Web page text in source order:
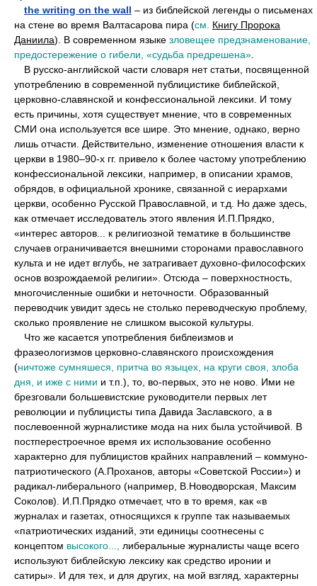
the writing on the wall – из библейской легенды о письменах
на стене во время Валтасарова пира (см.
Книгу Пророка
Даниила). В современном языке зловещее предзнаменование,
предостережение о гибели, «судьба предрешена»
В русско-английской части словаря нет статьи, посвященной
употреблению в современной публицистике библейской,
церковно-славянской и конфессиональной лексики. И тому
есть причины, хотя существует мнение, что в современных
СМИ она используется все шире. Это мнение, однако, верно
лишь отчасти. Действительно, изменение отношения власти к
церкви в 1980–90-x гг. привело к более частому употреблению
конфессиональной лексики, например, в описании храмов,
обрядов, в официальной хронике, связанной с иерархами
церкви, особенно Русской Православной, и т.д. Но даже здесь,
как отмечает исследователь этого явления И.П.Прядко,
«интерес авторов... к религиозной тематике в большинстве
случаев ограничивается внешними сторонами православного
культа и не идет вглубь, не затрагивает духовно-философских
основ возрождаемой религии». Отсюда – поверхностность,
многочисленные ошибки и неточности. Образованный
переводчик увидит здесь не столько переводческую проблему,
сколько проявление не слишком высокой культуры.
Что же касается употребления библеизмов и
фразеологизмов церковно-славянского происхождения
(ничтоже сумняшеся, притча во языцех, на круги своя, злоба
дня, и иже с ними и т.п.), то, во-первых, это не ново. Ими не
брезговали большевистские руководители первых лет
революции и публицисты типа Давида Заславского, а в
послевоенной журналистике мода на них была устойчивой. В
постперестроечное время их использование особенно
характерно для публицистов крайних направлений – коммуно-
патриотического (А.Проханов, авторы «Советской России») и
радикал-либерального (например, В.Новодворская, Максим
Соколов). И.П.Прядко отмечает, что в то время, как «в
журналах и газетах, относящихся к группе так называемых
«патриотических изданий, эти единицы соотнесены с
концептом высокого...,
либеральные журналисты чаще всего
используют библейскую лексику как средство иронии и
сатиры». И для тех, и для других, на мой взгляд, характерны